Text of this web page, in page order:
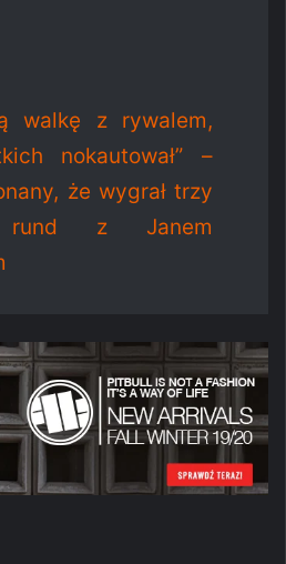
walkę z rywalem,
nokautował” –
że wygrał trzy
z Janem